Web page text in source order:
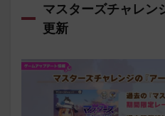
マスターズチャレン
更新